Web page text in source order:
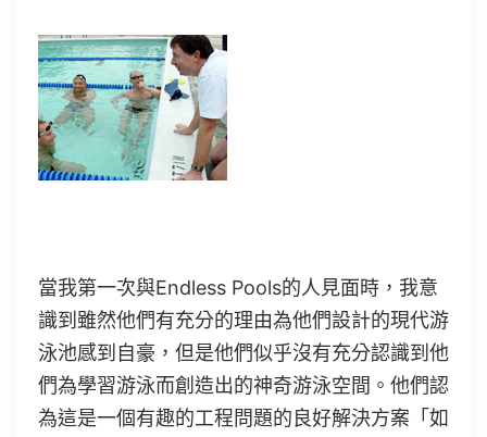
當我第一次與Endless Pools的人見面時，我意
識到雖然他們有充分的理由為他們設計的現代游
泳池感到自豪，但是他們似乎沒有充分認識到他
們為學習游泳而創造出的神奇游泳空間。他們認
為這是一個有趣的工程問題的良好解決方案「如